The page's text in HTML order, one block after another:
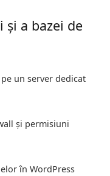
și a bazei de
un server dedicat
și permisiuni
în WordPress